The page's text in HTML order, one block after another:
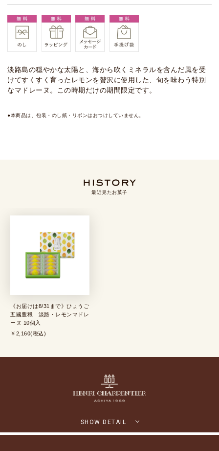
淡路島の穏やかな太陽と、海から吹くミネラルを含んだ風を受
けてすくすく育ったレモンを贅沢に使用した、旬を味わう特別
なマドレーヌ。この時期だけの期間限定です。
●本商品は、包装・のし紙・リボンはおつけしていません。
最近見たお菓子
《お届けは8/31まで》ひょうご
五國豊穣 淡路・レモンマドレ
ーヌ 10個入
￥2,160(税込)
SHOW DETAIL